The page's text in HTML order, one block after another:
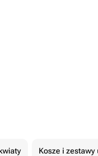
Kosze i zestawy